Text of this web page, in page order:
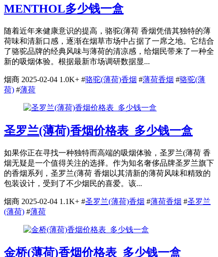
MENTHOL多少钱一盒
随着近年来健康意识的提高，骆驼(薄荷 香烟凭借其独特的薄
荷味和清新口感，逐渐在烟草市场中占据了一席之地。它结合
了骆驼品牌的经典风味与薄荷的清凉感，给烟民带来了一种全
新的吸烟体验。根据最新市场调研数据显...
烟商 2025-02-04 1.0K+ #骆驼(薄荷)香烟 #薄荷香烟 #骆驼(薄
荷) #薄荷
圣罗兰(薄荷)香烟价格表_多少钱一盒
如果你正在寻找一种独特而高端的吸烟体验，圣罗兰(薄荷 香
烟无疑是一个值得关注的选择。作为知名奢侈品牌圣罗兰旗下
的香烟系列，圣罗兰(薄荷 香烟以其清新的薄荷风味和精致的
包装设计，受到了不少烟民的喜爱。该...
烟商 2025-02-04 1.1K+ #圣罗兰(薄荷)香烟 #薄荷香烟 #圣罗兰
(薄荷) #薄荷
金桥(薄荷)香烟价格表_多少钱一盒